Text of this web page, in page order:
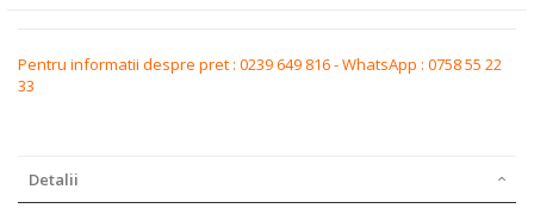
Pentru informatii despre pret : 0239 649 816 - WhatsApp : 0758 55 22
33
Detalii